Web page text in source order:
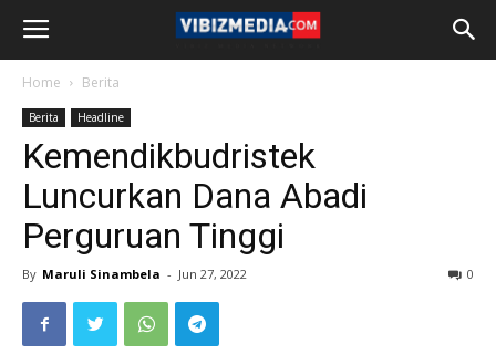
Home Berita
Berita Headline
Kemendikbudristek
Luncurkan Dana Abadi
Perguruan Tinggi
By Maruli Sinambela - Jun 27, 2022 0